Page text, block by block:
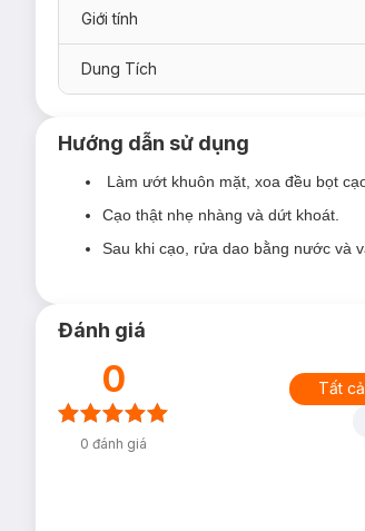
Giới tính
Dung Tích
Hướng dẫn sử dụng
Làm ướt khuôn mặt, xoa đều bọt
Cạo thật nhẹ nhàng và dứt khoát.
Sau khi cạo, rửa dao bằng nước và
Đánh giá
0
0 đánh giá
Tất cả